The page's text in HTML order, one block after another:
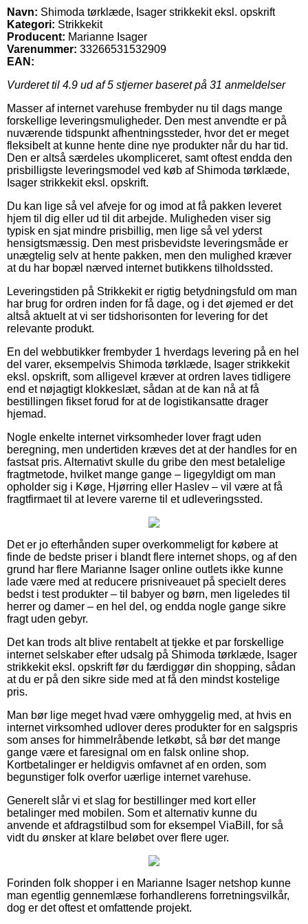
Navn: Shimoda tørklæde, Isager strikkekit eksl. opskrift
Kategori: Strikkekit
Producent: Marianne Isager
Varenummer: 33266531532909
EAN:
Vurderet til 4.9 ud af 5 stjerner baseret på 31 anmeldelser
Masser af internet varehuse frembyder nu til dags mange
forskellige leveringsmuligheder. Den mest anvendte er på
nuværende tidspunkt afhentningssteder, hvor det er meget
fleksibelt at kunne hente dine nye produkter når du har tid.
Den er altså særdeles ukompliceret, samt oftest endda den
prisbilligste leveringsmodel ved køb af Shimoda tørklæde,
Isager strikkekit eksl. opskrift.
Du kan lige så vel afveje for og imod at få pakken leveret
hjem til dig eller ud til dit arbejde. Muligheden viser sig
typisk en sjat mindre prisbillig, men lige så vel yderst
hensigtsmæssig. Den mest prisbevidste leveringsmåde er
unægtelig selv at hente pakken, men den mulighed kræver
at du har bopæl nærved internet butikkens tilholdssted.
Leveringstiden på Strikkekit er rigtig betydningsfuld om man
har brug for ordren inden for få dage, og i det øjemed er det
altså aktuelt at vi ser tidshorisonten for levering for det
relevante produkt.
En del webbutikker frembyder 1 hverdags levering på en hel
del varer, eksempelvis Shimoda tørklæde, Isager strikkekit
eksl. opskrift, som alligevel kræver at ordren laves tidligere
end et nøjagtigt klokkeslæt, sådan at de kan nå at få
bestillingen fikset forud for at de logistikansatte drager
hjemad.
Nogle enkelte internet virksomheder lover fragt uden
beregning, men undertiden kræves det at der handles for en
fastsat pris. Alternativt skulle du gribe den mest betalelige
fragtmetode, hvilket mange gange – ligegyldigt om man
opholder sig i Køge, Hjørring eller Haslev – vil være at få
fragtfirmaet til at levere varerne til et udleveringssted.
Det er jo efterhånden super overkommeligt for købere at
finde de bedste priser i blandt flere internet shops, og af den
grund har flere Marianne Isager online outlets ikke kunne
lade være med at reducere prisniveauet på specielt deres
bedst i test produkter – til babyer og børn, men ligeledes til
herrer og damer – en hel del, og endda nogle gange sikre
fragt uden gebyr.
Det kan trods alt blive rentabelt at tjekke et par forskellige
internet selskaber efter udsalg på Shimoda tørklæde, Isager
strikkekit eksl. opskrift før du færdiggør din shopping, sådan
at du er på den sikre side med at få den mindst kostelige
pris.
Man bør lige meget hvad være omhyggelig med, at hvis en
internet virksomhed udlover deres produkter for en salgspris
som anses for himmelråbende letkøbt, så bør det mange
gange være et faresignal om en falsk online shop.
Kortbetalinger er heldigvis omfavnet af en orden, som
begunstiger folk overfor uærlige internet varehuse.
Generelt slår vi et slag for bestillinger med kort eller
betalinger med mobilen. Som et alternativ kunne du
anvende et afdragstilbud som for eksempel ViaBill, for så
vidt du ønsker at klare beløbet over flere uger.
Forinden folk shopper i en Marianne Isager netshop kunne
man egentlig gennemlæse forhandlerens forretningsvilkår,
dog er det oftest et omfattende projekt.